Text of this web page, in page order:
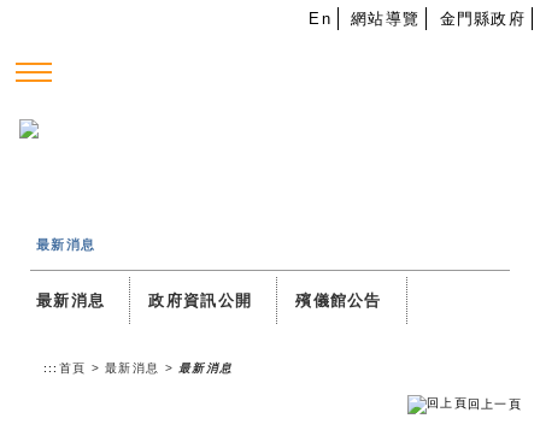
En 網站導覽 金門縣政府
—
—
最新消息
最新消息 政府資訊公開 殯儀館公告
::: 首頁 >最新消息 >最新消息
回上一頁